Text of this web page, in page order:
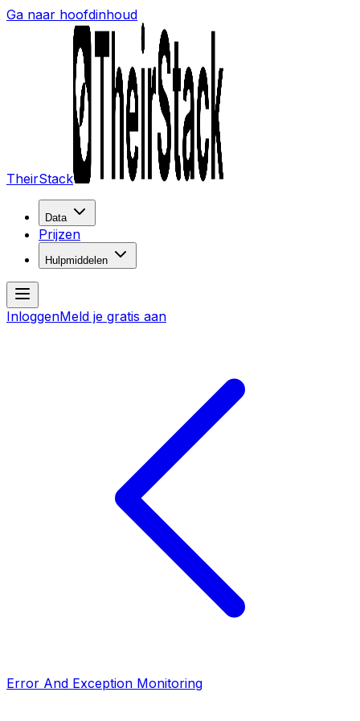
Ga naar hoofdinhoud
TheirStack
Data
Prijzen
Hulpmiddelen
InloggenMeld je gratis aan
Error And Exception Monitoring